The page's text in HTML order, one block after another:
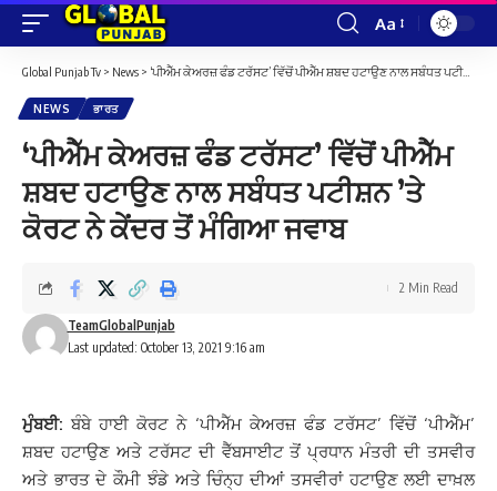
Font
Resizer
Aa
Global Punjab Tv > News > ‘ਪੀਐੱਮ ਕੇਅਰਜ਼ ਫੰਡ ਟਰੱਸਟ’ ਵਿੱਚੋਂ ਪੀਐੱਮ ਸ਼ਬਦ ਹਟਾਉਣ ਨਾਲ ਸਬੰਧਤ ਪਟੀਸ਼ਨ ’ਤੇ ਕੋਰਟ ਨੇ ਕੇਂਦਰ ਤੋਂ ਮੰਗਿਆ ਜਵਾਬ
NEWS ਭਾਰਤ
‘ਪੀਐੱਮ ਕੇਅਰਜ਼ ਫੰਡ ਟਰੱਸਟ’ ਵਿੱਚੋਂ ਪੀਐੱਮ
ਸ਼ਬਦ ਹਟਾਉਣ ਨਾਲ ਸਬੰਧਤ ਪਟੀਸ਼ਨ ’ਤੇ
ਕੋਰਟ ਨੇ ਕੇਂਦਰ ਤੋਂ ਮੰਗਿਆ ਜਵਾਬ
Last updated: October 13, 2021 9:16 am
TeamGlobalPunjab
2 Min Read
ਮੁੰਬਈ:ਬੰਬੇ ਹਾਈ ਕੋਰਟ ਨੇ ‘ਪੀਐੱਮ ਕੇਅਰਜ਼ ਫੰਡ ਟਰੱਸਟ’ ਵਿੱਚੋਂ ‘ਪੀਐੱਮ’
ਸ਼ਬਦ ਹਟਾਉਣ ਅਤੇ ਟਰੱਸਟ ਦੀ ਵੈੱਬਸਾਈਟ ਤੋਂ ਪ੍ਰਧਾਨ ਮੰਤਰੀ ਦੀ ਤਸਵੀਰ
ਅਤੇ ਭਾਰਤ ਦੇ ਕੌਮੀ ਝੰਡੇ ਅਤੇ ਚਿੰਨ੍ਹ ਦੀਆਂ ਤਸਵੀਰਾਂ ਹਟਾਉਣ ਲਈ ਦਾਖ਼ਲ